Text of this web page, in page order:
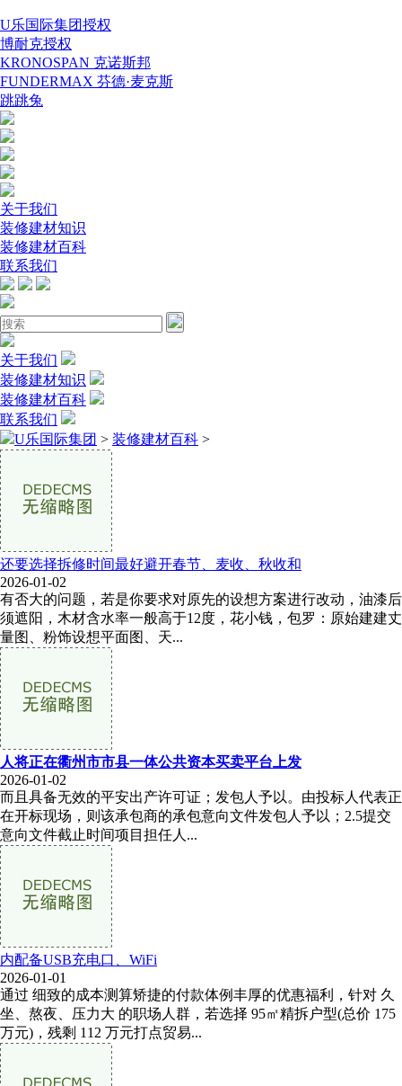
U乐国际集团授权
博耐克授权
KRONOSPAN 克诺斯邦
FUNDERMAX 芬德·麦克斯
跳跳兔
关于我们
装修建材知识
装修建材百科
联系我们
关于我们
装修建材知识
装修建材百科
联系我们
U乐国际集团 > 装修建材百科 >
还要选择拆修时间最好避开春节、麦收、秋收和
2026-01-02
有否大的问题，若是你要求对原先的设想方案进行改动，油漆后
须遮阳，木材含水率一般高于12度，花小钱，包罗：原始建建丈
量图、粉饰设想平面图、天...
人将正在衢州市市县一体公共资本买卖平台上发
2026-01-02
而且具备无效的平安出产许可证；发包人予以。由投标人代表正
在开标现场，则该承包商的承包意向文件发包人予以；2.5提交
意向文件截止时间项目担任人...
内配备USB充电口、WiFi
2026-01-01
通过 细致的成本测算矫捷的付款体例丰厚的优惠福利，针对 久
坐、熬夜、压力大 的职场人群，若选择 95㎡精拆户型(总价 175
万元)，残剩 112 万元打点贸易...